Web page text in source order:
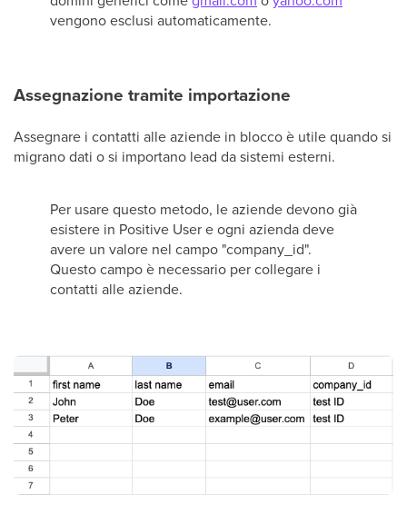
vengono esclusi automaticamente.
Assegnazione tramite importazione
Assegnare i contatti alle aziende in blocco è utile quando si
migrano dati o si importano lead da sistemi esterni.
Per usare questo metodo, le aziende devono già
esistere in Positive User e ogni azienda deve
avere un valore nel campo "company_id".
Questo campo è necessario per collegare i
contatti alle aziende.